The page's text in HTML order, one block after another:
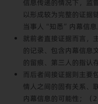
信息传递的情况下，监
以形成较为完整的证据
当事人“知悉”内幕信息
就前者直接证据而言，
的记录、包含内幕信息
的留痕、第三人的指认
而后者间接证据则主要
情人之间的固有关系、
内幕信息的可能性；（